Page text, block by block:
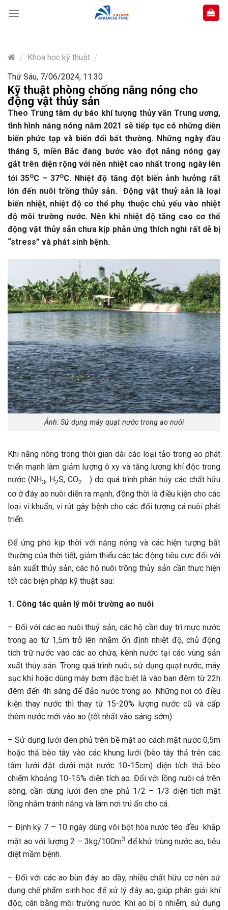
content
/ Khoa học kỹ thuật /
Thứ Sáu, 7/06/2024, 11:30
Kỹ thuật phòng chống nắng nóng cho
động vật thủy sản
Theo Trung tâm dự báo khí tượng thủy văn Trung ương,
tình hình nắng nóng năm 2021 sẽ tiếp tục có những diễn
biến phức tạp và biến đổi bất thường. Những ngày đầu
tháng 5, miền Bắc đang bước vào đợt nắng nóng gay
gắt trên diện rộng với nền nhiệt cao nhất trong ngày lên
tới 35oC – 37oC. Nhiệt độ tăng đột biến ảnh hưởng rất
lớn đến nuôi trồng thủy sản. Động vật thuỷ sản là loại
biến nhiệt, nhiệt độ cơ thể phụ thuộc chủ yếu vào nhiệt
độ môi trường nước. Nên khi nhiệt độ tăng cao cơ thể
động vật thủy sản chưa kịp phản ứng thích nghi rất dễ bị
“stress” và phát sinh bệnh.
Ảnh: Sử dụng máy quạt nước trong ao nuôi
Khi nắng nóng trong thời gian dài các loại tảo trong ao phát
triển mạnh làm giảm lượng ô xy và tăng lượng khí độc trong
nước (NH3, H2S, CO2 …) do quá trình phân hủy các chất hữu
cơ ở đáy ao nuôi diễn ra mạnh; đồng thời là điều kiện cho các
loại vi khuẩn, vi rút gây bệnh cho các đối tượng cá nuôi phát
triển.
Để ứng phó kịp thời với nắng nóng và các hiện tượng bất
thường của thời tiết, giảm thiểu các tác động tiêu cực đối với
sản xuất thủy sản, các hộ nuôi trồng thủy sản cần thực hiện
tốt các biện pháp kỹ thuật sau:
1. Công tác quản lý môi trường ao nuôi
– Đối với các ao nuôi thuỷ sản, các hộ cần duy trì mực nước
trong ao từ 1,5m trở lên nhằm ổn định nhiệt độ, chủ động
tích trữ nước vào các ao chứa, kênh nước tại các vùng sản
xuất thủy sản. Trong quá trình nuôi, sử dụng quạt nước, máy
sục khí hoặc dùng máy bơm đặc biệt là vào ban đêm từ 22h
đêm đến 4h sáng để đảo nước trong ao. Những nơi có điều
kiện thay nước thì thay từ 15-20% lượng nước cũ và cấp
thêm nước mới vào ao (tốt nhất vào sáng sớm).
– Sử dụng lưới đen phủ trên bề mặt ao cách mặt nước 0,5m
hoặc thả bèo tây vào các khung lưới (bèo tây thả trên các
tấm lưới đặt dưới mặt nước 10-15cm) diện tích thả bèo
chiếm khoảng 10-15% diện tích ao. Đối với lồng nuôi cá trên
sông, cần dùng lưới đen che phủ 1/2 – 1/3 diện tích mặt
lồng nhằm tránh nắng và làm nơi trú ẩn cho cá.
– Định kỳ 7 – 10 ngày dùng vôi bột hòa nước téo đều khắp
mặt ao với lượng 2 – 3kg/100m3 để khử trùng nước ao, tiêu
diệt mầm bệnh.
– Đối với các ao bùn đáy ao dầy, nhiều chất hữu cơ nên sử
dụng chế phẩm sinh học để xử lý đáy ao, giúp phân giải khí
độc, cân bằng môi trường nước. Khi ao bị ô nhiễm, sử dụng